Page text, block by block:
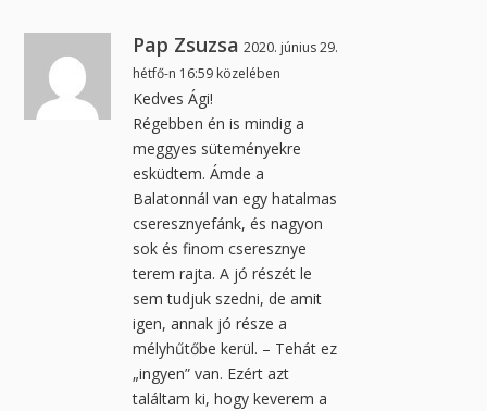
Pap Zsuzsa 2020. június 29.
hétfő-n 16:59 közelében
Kedves Ági!
Régebben én is mindig a
meggyes süteményekre
esküdtem. Ámde a
Balatonnál van egy hatalmas
cseresznyefánk, és nagyon
sok és finom cseresznye
terem rajta. A jó részét le
sem tudjuk szedni, de amit
igen, annak jó része a
mélyhűtőbe kerül. – Tehát ez
„ingyen” van. Ezért azt
találtam ki, hogy keverem a